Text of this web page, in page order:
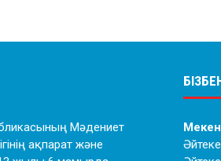
Мәдениет
ақпарат және